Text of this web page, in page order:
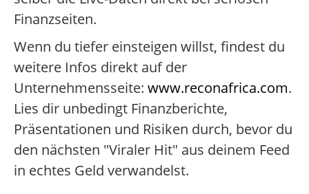
Finanzseiten.
Wenn du tiefer einsteigen willst, findest du
weitere Infos direkt auf der
Unternehmensseite: www.reconafrica.com.
Lies dir unbedingt Finanzberichte,
Präsentationen und Risiken durch, bevor du
den nächsten "Viraler Hit" aus deinem Feed
in echtes Geld verwandelst.